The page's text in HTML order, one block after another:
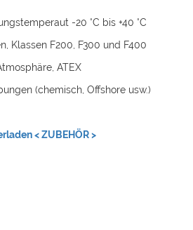
-20 °C bis +40 °C
Klassen F200, F300 und F400
ATEX
(chemisch, Offshore usw.)
< ZUBEHÖR >